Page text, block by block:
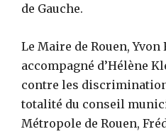
de Gauche.
Le Maire de Rouen, Yvon
accompagné d’Hélène
contre les
totalité du conseil
Métropole de Rouen,